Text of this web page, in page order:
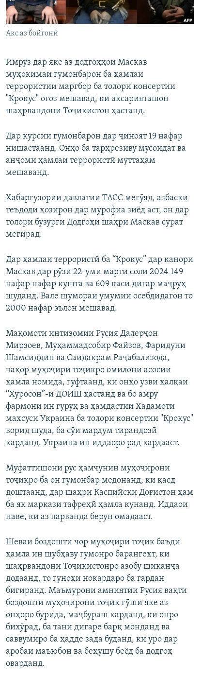
ГУЗОРИШҲОИ РАДИОӢ
Русский
Ҳамаи сомонаҳои RFE/RL
Акс аз бойгонӣ
Имрӯз дар яке аз додгоҳҳои Маскав
муҳокимаи гумонбарон ба ҳамлаи
террористии маргбор ба толори консертии
"Крокус" оғоз мешавад, ки аксарияташон
шаҳрвандони Тоҷикистон ҳастанд.
Дар курсии гумонбарон дар ҷиноят 19 нафар
нишастаанд. Онҳо ба тарҳрезиву мусоидат ва
анҷоми ҳамлаи террористӣ муттаҳам
мешаванд.
Хабаргузории давлатии ТАСС мегӯяд, азбаски
теъдоди ҳозирон дар мурофиа зиёд аст, он дар
толори бузурги Додгоҳи шаҳри Маскав сурат
мегирад.
Дар ҳамлаи террористӣ ба “Крокус” дар канори
Маскав дар рӯзи 22-уми марти соли 2024 149
нафар нафар кушта ва 609 каси дигар маҷруҳ
шуданд. Вале шумораи умумии осебдидагон то
2000 нафар эълон мешавад.
Мақомоти интизомии Русия Далерҷон
Мирзоев, Муҳаммадсобир Файзов, Фаридуни
Шамсиддин ва Саидакрам Раҷабализода,
чаҳор муҳоҷири тоҷикро омилони асосии
ҳамла номида, гуфтаанд, ки онҳо узви ҳалқаи
“Хуросон”-и ДОИШ ҳастанд ва бо амру
фармони ин гуруҳ ва ҳамдастии Хадамоти
махсуси Украина ба толори консертии "Крокус"
ворид шуда, ба сӯи мардум тирандозӣ
карданд. Украина ин иддаоро рад кардааст.
Муфаттишони рус ҳамчунин муҳоҷирони
тоҷикро ба он гумонбар медонанд, ки қасд
доштаанд, дар шаҳри Каспийски Доғистон ҳам
ба як маркази тафреҳӣ ҳамла кунанд. Иддаои
наве, ки аз парванда берун омадааст.
Шеваи боздошти чор муҳоҷири тоҷик баъди
ҳамла ин шубҳаву гумонро барангехт, ки
шаҳрвандони Тоҷикистонро азобу шиканҷа
додаанд, то гуноҳи нокардаро ба гардан
бигиранд. Маъмурони амниятии Русия вақти
боздошти муҳоҷирони тоҷик гӯши яке аз
онҳоро бурида, маҷбураш карданд, ки онро
бихӯрад, ба тани дигаре барқ монданд ва
саввумиро ба ҳадде зада буданд, ки ӯро дар
аробаи маъюбон ва беҳушу беёд ба додгоҳ
оварданд.